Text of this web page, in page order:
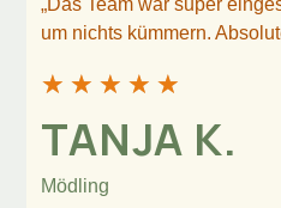
um nichts kümmern.
★ ★ ★ ★ ★
TANJA K.
Mödling